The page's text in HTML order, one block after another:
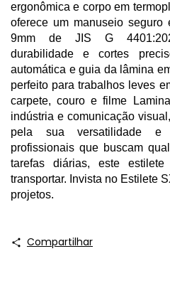
ergonômica e corpo em
oferece um manuseio
9mm de JIS G
durabilidade e cortes
automática e guia da lâmina
perfeito para trabalhos leves
carpete, couro e filme
indústria e comunicação
pela sua versatilidade e
profissionais que buscam
tarefas diárias, este
transportar. Invista no Estilete
projetos.
Compartilhar